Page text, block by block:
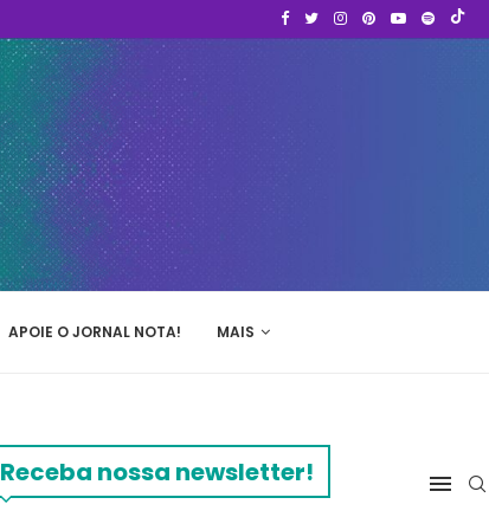
APOIE O JORNAL NOTA! MAIS
Receba nossa newsletter!